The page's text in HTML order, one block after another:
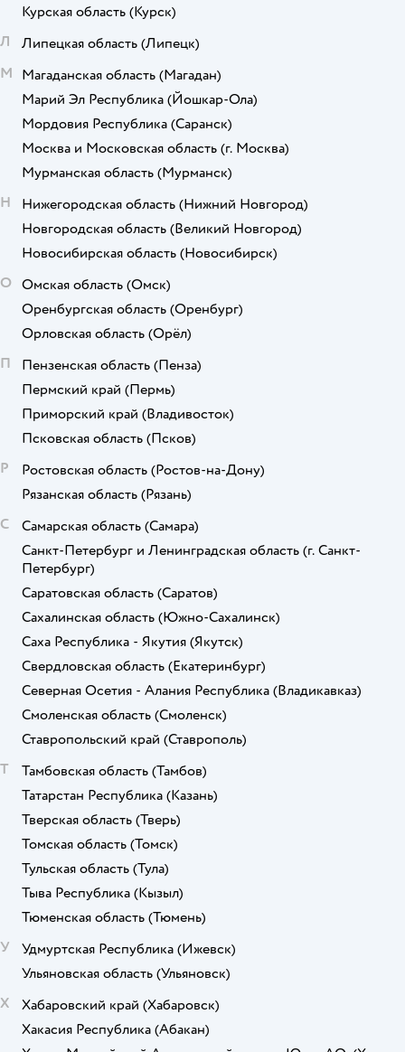
Курская область (Курск)
Л
Липецкая область (Липецк)
М Магаданская область (Магадан)
Марий Эл Республика (Йошкар-Ола)
Мордовия Республика (Саранск)
Москва и Московская область (г. Москва)
Мурманская область (Мурманск)
Н
Нижегородская область (Нижний Новгород)
Новгородская область (Великий Новгород)
Новосибирская область (Новосибирск)
О Омская область (Омск)
Оренбургская область (Оренбург)
Орловская область (Орёл)
П
Пензенская область (Пенза)
Пермский край (Пермь)
Приморский край (Владивосток)
Псковская область (Псков)
Р
Ростовская область (Ростов-на-Дону)
Рязанская область (Рязань)
С
Самарская область (Самара)
Санкт-Петербург и Ленинградская область (г. Санкт-
Петербург)
Саратовская область (Саратов)
Сахалинская область (Южно-Сахалинск)
Саха Республика - Якутия (Якутск)
Свердловская область (Екатеринбург)
Северная Осетия - Алания Республика (Владикавказ)
Смоленская область (Смоленск)
Ставропольский край (Ставрополь)
Т
Тамбовская область (Тамбов)
Татарстан Республика (Казань)
Тверская область (Тверь)
Томская область (Томск)
Тульская область (Тула)
Тыва Республика (Кызыл)
Тюменская область (Тюмень)
У
Удмуртская Республика (Ижевск)
Ульяновская область (Ульяновск)
Х
Хабаровский край (Хабаровск)
Хакасия Республика (Абакан)